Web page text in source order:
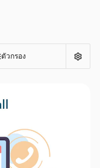
ตัวกรอง